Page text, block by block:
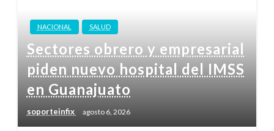
NACIONAL SALUD
Sectores obrero y empresarial
piden nuevo hospital del IMSS
en Guanajuato
soporteinfix agosto 6, 2026